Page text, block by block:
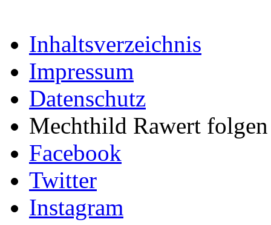
Inhaltsverzeichnis
Impressum
Datenschutz
Mechthild Rawert
Facebook
Twitter
Instagram